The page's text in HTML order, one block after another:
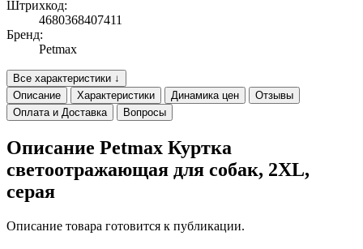
Штрихкод:
4680368407411
Бренд:
Petmax
Все характеристики ↓
Описание
Характеристики Динамика цен
Отзывы
Оплата и Доставка
Вопросы
Описание Petmax Куртка
светоотражающая для собак, 2XL,
серая
Описание товара готовится к публикации.